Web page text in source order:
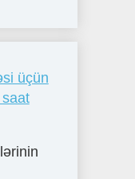
üçün